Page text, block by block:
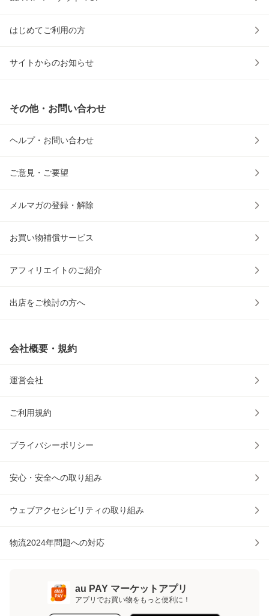
はじめてご利用の方
サイトからのお知らせ
その他・お問い合わせ
ヘルプ・お問い合わせ
ご意見・ご要望
メルマガの登録・解除
お買い物補償サービス
アフィリエイトのご紹介
出店をご検討の方へ
会社概要・規約
運営会社
ご利用規約
プライバシーポリシー
安心・安全への取り組み
ウェブアクセシビリティの取り組み
物流2024年問題への対応
au PAY マーケットアプリ
アプリでお買い物をもっと便利に！